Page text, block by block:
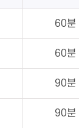
60분
60분
90분
90분